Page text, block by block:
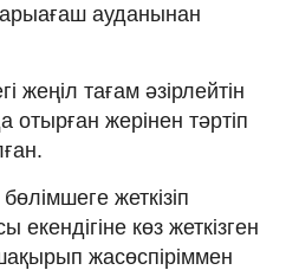
ауданынан
жеңіл тағам әзірлейтін
отырған жерінен тәртіп
жеткізіп
көз жеткізген
жасөспіріммен